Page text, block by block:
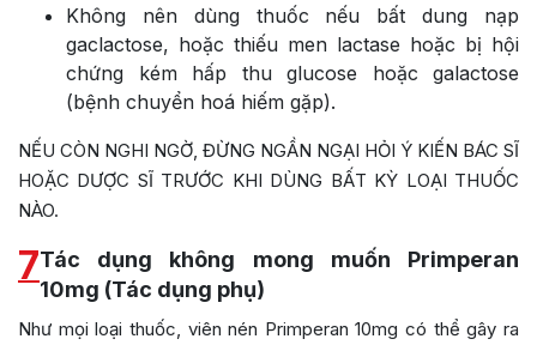
Không nên dùng thuốc nếu bất dung nạp
gaclactose, hoặc thiếu men lactase hoặc bị hội
chứng kém hấp thu glucose hoặc galactose
(bệnh chuyển hoá hiếm gặp).
NẾU CÒN NGHI NGỜ, ĐỪNG NGẦN NGẠI HỎI Ý KIẾN BÁC SĨ
HOẶC DƯỢC SĨ TRƯỚC KHI DÙNG BẤT KỲ LOẠI THUỐC
NÀO.
7Tác dụng không mong muốn Primperan
10mg (Tác dụng phụ)
Như mọi loại thuốc, viên nén Primperan 10mg có thể gây ra